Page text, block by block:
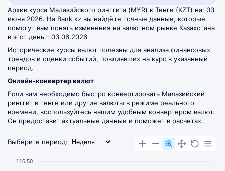
Архив курса Малазийского ринггита (MYR) к Тенге (KZT) на: 03
июня 2026. На Bank.kz вы найдёте точные данные, которые
помогут вам понять изменения на валютном рынке Казахстана
в этот день - 03.06.2026
Исторические курсы валют полезны для анализа финансовых
трендов и оценки событий, повлиявших на курс в указанный
период.
Онлайн-конвертер валют
Если вам необходимо быстро конвертировать Малазийский
ринггит в тенге или другие валюты в режиме реального
времени, воспользуйтесь нашим удобным конвертером валют.
Он предоставит актуальные данные и поможет в расчетах.
Выберите период:
116.50